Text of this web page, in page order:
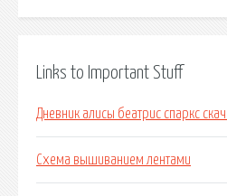
Links to Important Stuff
Дневник алисы беатрис спаркс
Схема вышиванием лентами